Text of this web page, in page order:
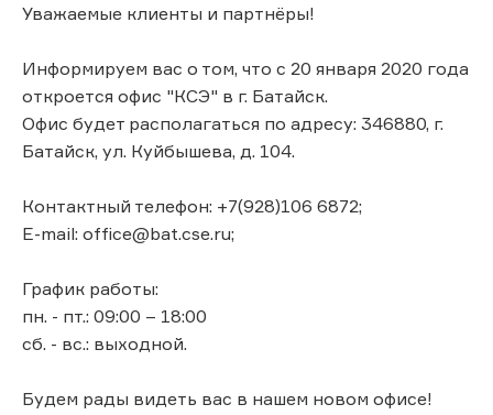
Уважаемые клиенты и партнёры!
Информируем вас о том, что с 20 января 2020 года
откроется офис "КСЭ" в г. Батайск.
Офис будет располагаться по адресу: 346880, г.
Батайск, ул. Куйбышева, д. 104.
Контактный телефон: +7(928)106 6872;
E-mail: office@bat.cse.ru;
График работы:
пн. - пт.: 09:00 – 18:00
сб. - вс.: выходной.
Будем рады видеть вас в нашем новом офисе!